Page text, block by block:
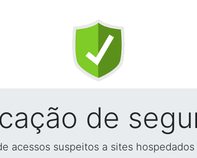
de
acessos suspeitos a sites